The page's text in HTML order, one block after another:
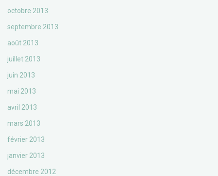
octobre 2013
septembre 2013
août 2013
juillet 2013
juin 2013
mai 2013
avril 2013
mars 2013
février 2013
janvier 2013
décembre 2012